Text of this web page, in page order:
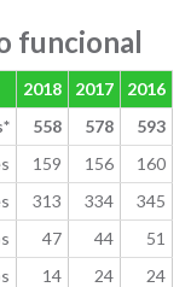
funcional
2018 2017
2016
558 578
593
159 156
160
313 334
345
47 44
51
14 24
24